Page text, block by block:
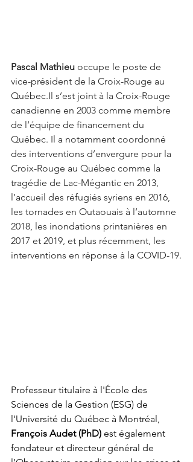
Pascal Mathieu occupe le poste de
vice-président de la Croix-Rouge au
Québec.Il s’est joint à la Croix-Rouge
canadienne en 2003 comme membre
de l’équipe de financement du
Québec. Il a notamment coordonné
des interventions d’envergure pour la
Croix-Rouge au Québec comme la
tragédie de Lac-Mégantic en 2013,
l’accueil des réfugiés syriens en 2016,
les tornades en Outaouais à l’automne
2018, les inondations printanières en
2017 et 2019, et plus récemment, les
interventions en réponse à la COVID-19.
Professeur titulaire à l'École des
Sciences de la Gestion (ESG) de
l'Université du Québec à Montréal,
François Audet (PhD) est également
fondateur et directeur général de